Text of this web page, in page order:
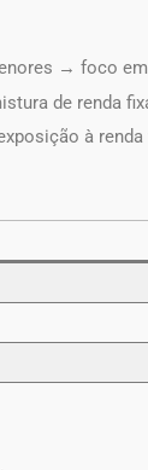
→ foco
de renda
à renda